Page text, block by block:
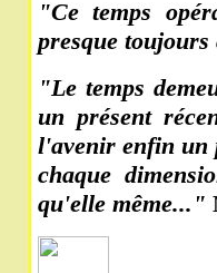
"Ce temps
presque
"Le temps
un présent
l'avenir enfin un
chaque
qu'elle même..."